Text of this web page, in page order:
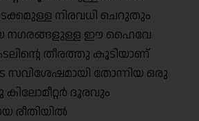
നിരവധി ചെറുതും
നഗരങ്ങളുള്ള ഈ ഹൈവേ
തീരത്തു കൂടിയാണ്
സവിശേഷമായി തോന്നിയ ഒരു
ദൂരവും
രീതിയിൽ